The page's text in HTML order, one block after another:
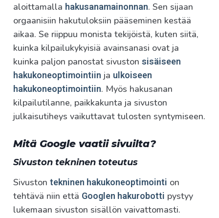
aloittamalla hakusanamainonnan. Sen sijaan
orgaanisiin hakutuloksiin pääseminen kestää
aikaa. Se riippuu monista tekijöistä, kuten siitä,
kuinka kilpailukykyisiä avainsanasi ovat ja
kuinka paljon panostat sivuston sisäiseen
hakukoneoptimointiin ja ulkoiseen
hakukoneoptimointiin. Myös hakusanan
kilpailutilanne, paikkakunta ja sivuston
julkaisutiheys vaikuttavat tulosten syntymiseen.
Mitä Google vaatii sivuilta?
Sivuston tekninen toteutus
Sivuston tekninen hakukoneoptimointi on
tehtävä niin että Googlen hakurobotti pystyy
lukemaan sivuston sisällön vaivattomasti.